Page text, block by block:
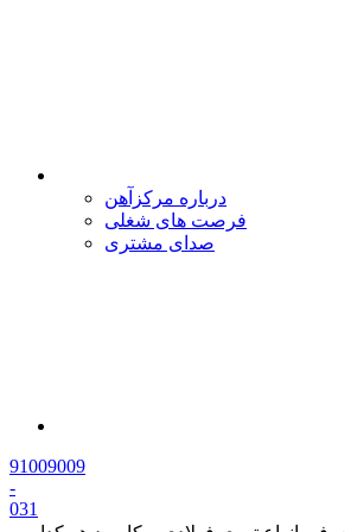
درباره مرکزآهن
فرصت های شغلی
صدای مشتری
91009009
-
031